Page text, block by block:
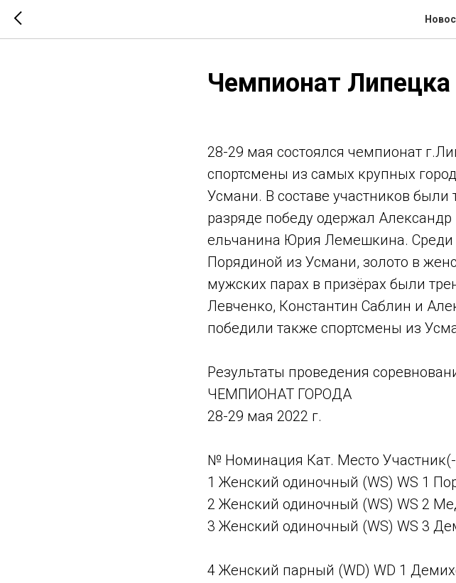
Чемпионат
28-29 мая состоялся чемпионат
спортсмены из самых крупных
Усмани. В составе участников
разряде победу одержал
ельчанина Юрия Лемешкина.
Порядиной из Усмани, золото в
мужских парах в призёрах были
Левченко, Константин Саблин и
победили также спортсмены из
Результаты проведения
ЧЕМПИОНАТ ГОРОДА
28-29 мая 2022 г.
№ Номинация Кат. Место
1 Женский одиночный (WS) WS 1
2 Женский одиночный (WS) WS 2
3 Женский одиночный (WS) WS 3
4 Женский парный (WD) WD 1